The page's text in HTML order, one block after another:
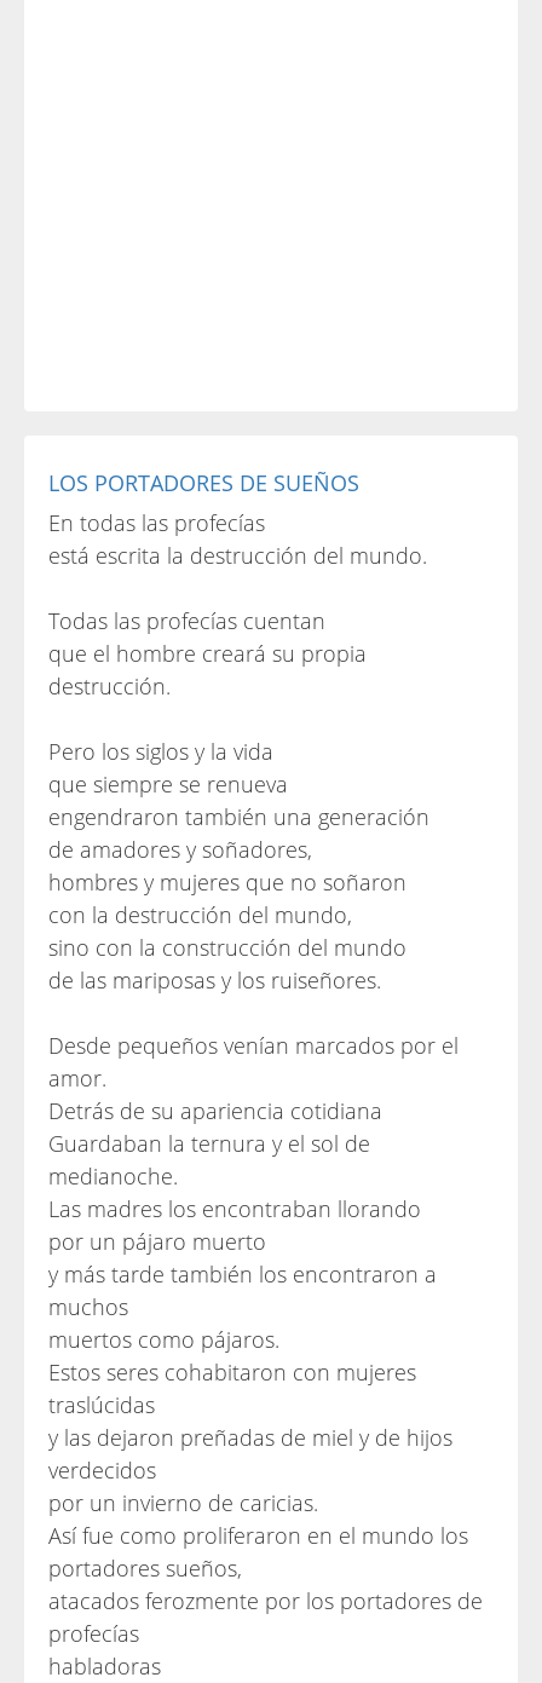
LOS PORTADORES DE SUEÑOS
En todas las profecías
está escrita la destrucción del mundo.
Todas las profecías cuentan
que el hombre creará su propia
destrucción.
Pero los siglos y la vida
que siempre se renueva
engendraron también una generación
de amadores y soñadores,
hombres y mujeres que no soñaron
con la destrucción del mundo,
sino con la construcción del mundo
de las mariposas y los ruiseñores.
Desde pequeños venían marcados por el
amor.
Detrás de su apariencia cotidiana
Guardaban la ternura y el sol de
medianoche.
Las madres los encontraban llorando
por un pájaro muerto
y más tarde también los encontraron a
muchos
muertos como pájaros.
Estos seres cohabitaron con mujeres
traslúcidas
y las dejaron preñadas de miel y de hijos
verdecidos
por un invierno de caricias.
Así fue como proliferaron en el mundo los
portadores sueños,
atacados ferozmente por los portadores de
profecías
habladoras